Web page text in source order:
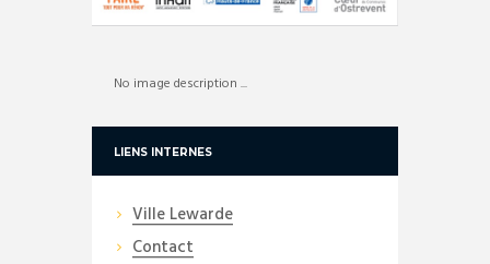
No image description ...
LIENS INTERNES
Ville Lewarde
Contact